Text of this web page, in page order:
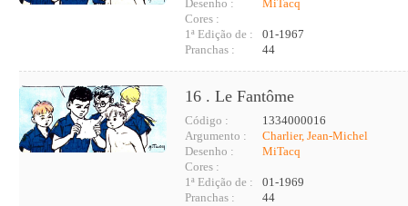
Desenho :
MiTacq
Cores :
1ª Edição de :
01-1967
Pranchas :
44
16 . Le Fantôme
Código :
1334000016
Argumento :
Charlier, Jean-Michel
Desenho :
MiTacq
Cores :
1ª Edição de :
01-1969
Pranchas :
44